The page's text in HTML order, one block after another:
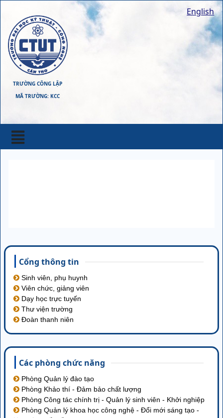
TRƯỜNG CÔNG LẬP
MÃ TRƯỜNG: KCC
English
Cổng thông tin
Sinh viên, phụ huynh
Viên chức, giảng viên
Dạy học trực tuyến
Thư viện trường
Đoàn thanh niên
Các phòng chức năng
Phòng Quản lý đào tạo
Phòng Khảo thí - Đảm bảo chất lượng
Phòng Công tác chính trị - Quản lý sinh viên - Khởi nghiệp
Phòng Quản lý khoa học công nghệ - Đổi mới sáng tạo -